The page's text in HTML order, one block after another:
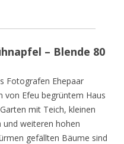
– Blende 80
Fotografen Ehepaar
Efeu begrüntem Haus
mit Teich, kleinen
und weiteren hohen
gefällten Bäume sind